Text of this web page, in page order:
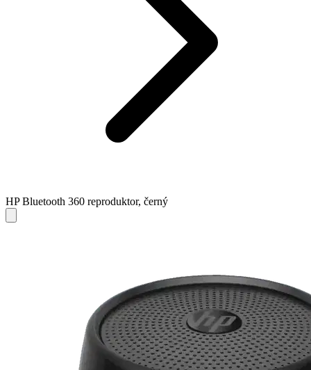
HP Bluetooth 360 reproduktor, černý